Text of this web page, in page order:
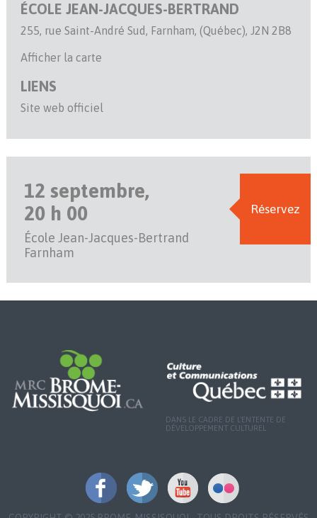
ÉCOLE JEAN-JACQUES-BERTRAND
255, rue Saint-André Sud, Farnham, (Québec), J2N 2B8
Afficher la carte
LIENS
Site web officiel
12 septembre,
20 h 00
École Jean-Jacques-Bertrand
Farnham
Réservez
DANS LE CADRE DE L'ENTENTE DE
DÉVELOPPEMENT CULTUREL